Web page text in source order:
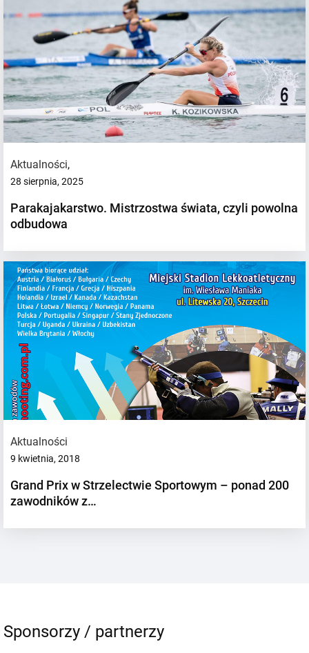
Aktualności,
28 sierpnia, 2025
Parakajakarstwo. Mistrzostwa świata, czyli powolna
odbudowa
Aktualności
9 kwietnia, 2018
Grand Prix w Strzelectwie Sportowym – ponad 200
zawodników z…
Sponsorzy / partnerzy